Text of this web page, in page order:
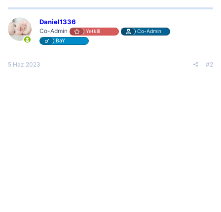
Daniel1336
Co-Admin Yetkili
Co-Admin
BaY
5 Haz 2023 #2